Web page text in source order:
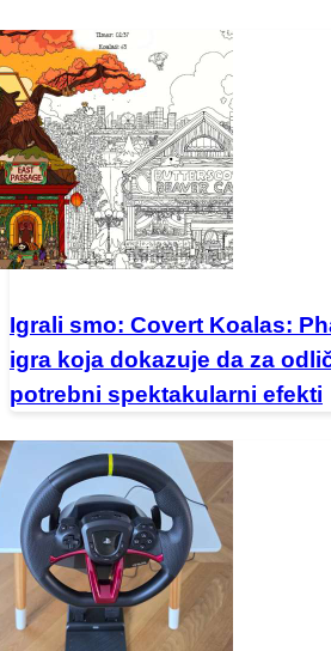
Igrali smo: Covert Koalas:
igra koja dokazuje da za
potrebni spektakularni efekti